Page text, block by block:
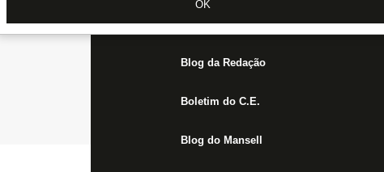
OK
Jogos
Blog da Redação
Boletim do C.E.
Blog do Mansell